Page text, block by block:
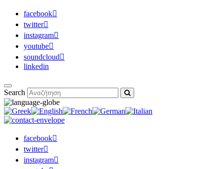
facebook
twitter
instagram
youtube
soundcloud
linkedin
Search
facebook
twitter
instagram